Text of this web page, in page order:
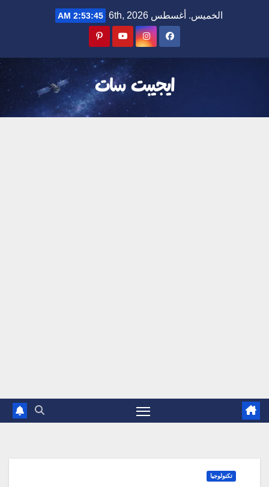
الخميس. أغسطس 6th, 2026 2:53:46 AM
ايجيبت سات
تكنولوجيا